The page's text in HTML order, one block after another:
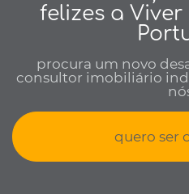
felizes a
procura um novo
consultor imobiliário
quero ser